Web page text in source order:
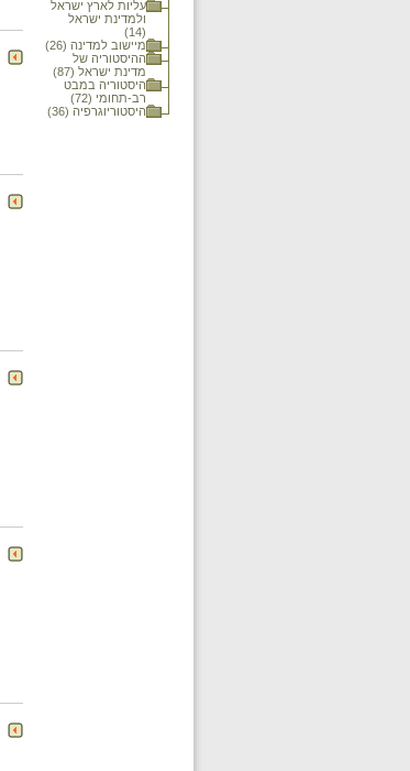
עליות לארץ ישראל
ולמדינת ישראל
(14)
מיישוב למדינה (26)
ההיסטוריה של
מדינת ישראל (87)
היסטוריה במבט
רב-תחומי (72)
היסטוריוגרפיה (36)